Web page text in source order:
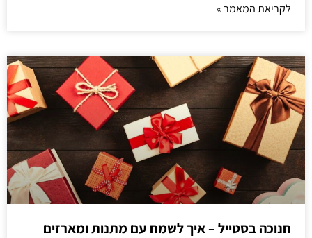
לקריאת המאמר »
חנוכה בסטייל – איך לשמח עם מתנות ומארזים